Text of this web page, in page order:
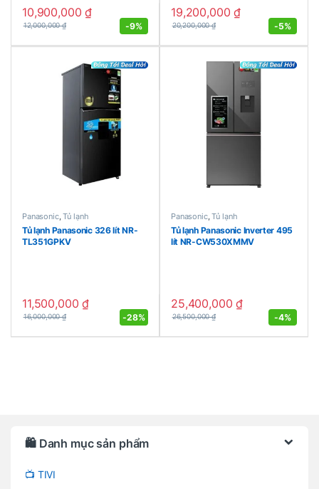
10,900,000₫
12,000,000₫ -9%
19,200,000₫
20,200,000₫ -5%
Panasonic,Tủ lạnh
Tủ lạnh Panasonic 326 lít NR-
TL351GPKV
11,500,000₫
16,000,000₫ -28%
Panasonic,Tủ lạnh
Tủ lạnh Panasonic Inverter 495
lít NR-CW530XMMV
25,400,000₫
26,500,000₫ -4%
🛍️ Danh mục sản phẩm
📺 TIVI